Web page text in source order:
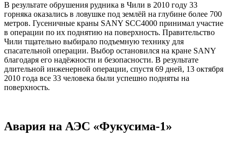
В результате обрушения рудника в Чили в 2010 году 33
горняка оказались в ловушке под землёй на глубине более 700
метров. Гусеничные краны SANY SCC4000 принимал участие
в операции по их поднятию на поверхность. Правительство
Чили тщательно выбирало подъемную технику для
спасательной операции. Выбор остановился на кране SANY
благодаря его надёжности и безопасности. В результате
длительной инженерной операции, спустя 69 дней, 13 октября
2010 года все 33 человека были успешно подняты на
поверхность.
Авария на АЭС «Фукусима-1»